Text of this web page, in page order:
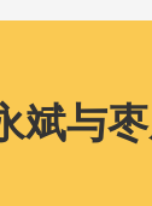
斌与